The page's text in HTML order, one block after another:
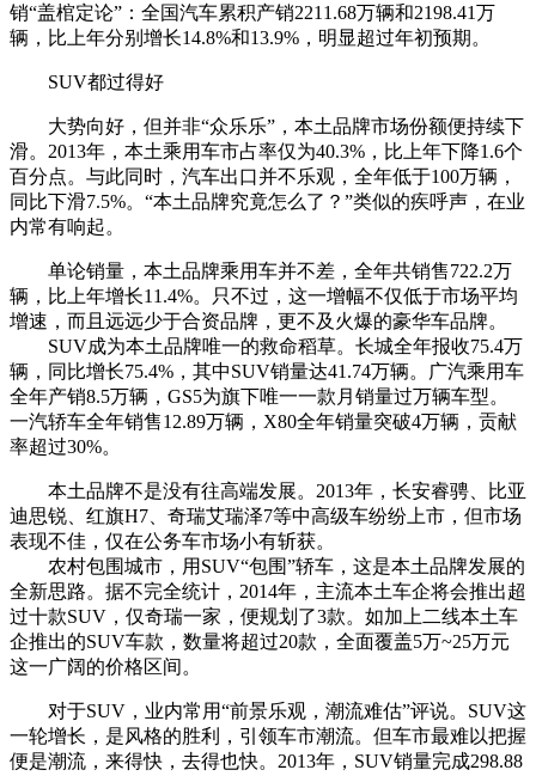
销“盖棺定论”：全国汽车累积产销2211.68万辆和2198.41万
辆，比上年分别增长14.8%和13.9%，明显超过年初预期。
SUV都过得好
大势向好，但并非“众乐乐”，本土品牌市场份额便持续下
滑。2013年，本土乘用车市占率仅为40.3%，比上年下降1.6个
百分点。与此同时，汽车出口并不乐观，全年低于100万辆，
同比下滑7.5%。“本土品牌究竟怎么了？”类似的疾呼声，在业
内常有响起。
单论销量，本土品牌乘用车并不差，全年共销售722.2万
辆，比上年增长11.4%。只不过，这一增幅不仅低于市场平均
增速，而且远远少于合资品牌，更不及火爆的豪华车品牌。
SUV成为本土品牌唯一的救命稻草。长城全年报收75.4万
辆，同比增长75.4%，其中SUV销量达41.74万辆。广汽乘用车
全年产销8.5万辆，GS5为旗下唯一一款月销量过万辆车型。
一汽轿车全年销售12.89万辆，X80全年销量突破4万辆，贡献
率超过30%。
本土品牌不是没有往高端发展。2013年，长安睿骋、比亚
迪思锐、红旗H7、奇瑞艾瑞泽7等中高级车纷纷上市，但市场
表现不佳，仅在公务车市场小有斩获。
农村包围城市，用SUV“包围”轿车，这是本土品牌发展的
全新思路。据不完全统计，2014年，主流本土车企将会推出超
过十款SUV，仅奇瑞一家，便规划了3款。如加上二线本土车
企推出的SUV车款，数量将超过20款，全面覆盖5万~25万元
这一广阔的价格区间。
对于SUV，业内常用“前景乐观，潮流难估”评说。SUV这
一轮增长，是风格的胜利，引领车市潮流。但车市最难以把握
便是潮流，来得快，去得也快。2013年，SUV销量完成298.88